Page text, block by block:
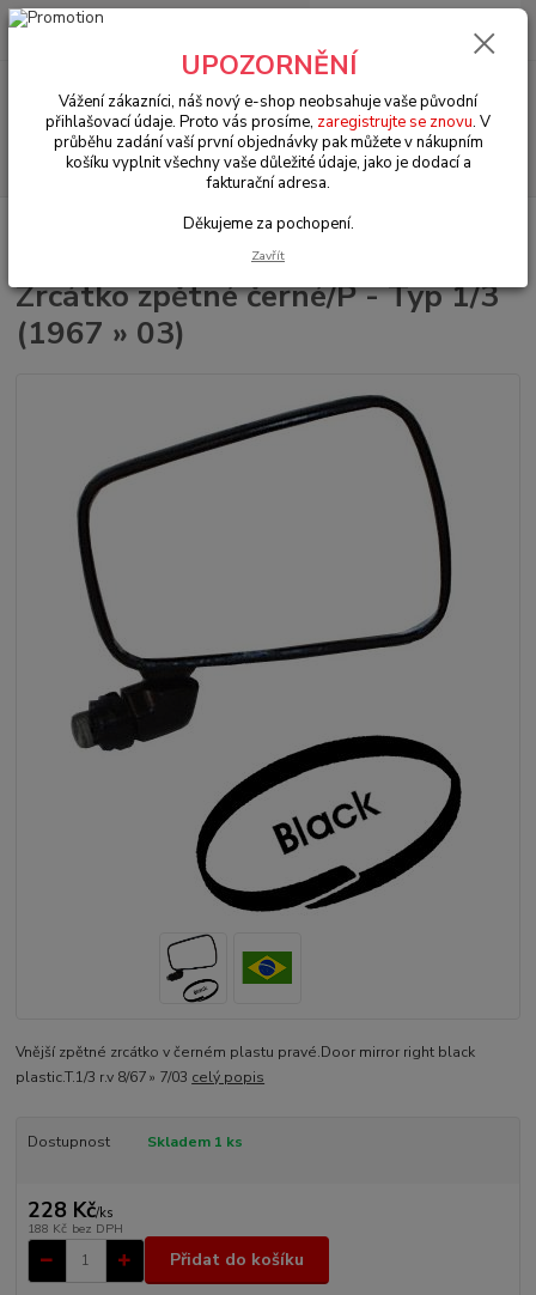
Menu
Hledat
+420 602 330 329
0 Kč
VW Brouk Typ 1 (1938 » 03) Exteriér (Exterior)
Zrcátko zpětné černé/P - Typ 1/3
(1967 » 03)
Vnější zpětné zrcátko v černém plastu pravé.Door mirror right black
plastic.T.1/3 r.v 8/67 » 7/03 celý popis
Dostupnost Skladem 1 ks
228 Kč/ks
188 Kč bez DPH
Přidat do košíku
UPOZORNĚNÍ
Vážení zákazníci, náš nový e-shop neobsahuje vaše původní
přihlašovací údaje. Proto vás prosíme, zaregistrujte se znovu. V
průběhu zadání vaší první objednávky pak můžete v nákupním
košíku vyplnit všechny vaše důležité údaje, jako je dodací a
fakturační adresa.
Děkujeme za pochopení.
Zavřít